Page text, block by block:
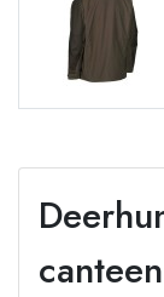
canteen